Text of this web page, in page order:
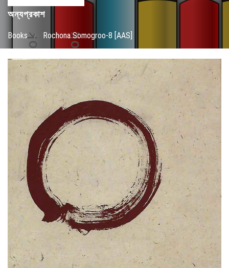
অন্যপ্রকাশ
Books / Rochona Somogroo-8 [AAS]